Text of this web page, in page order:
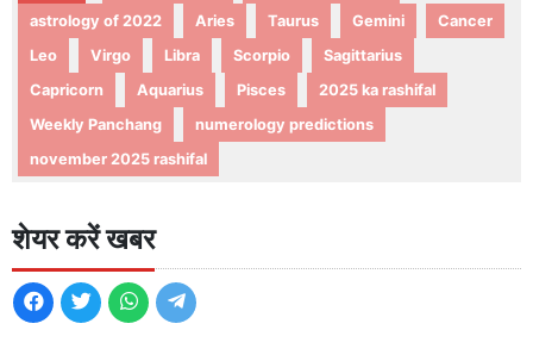
astrology of 2022
Aries Taurus Gemini
Cancer
Leo
Virgo Libra Scorpio
Sagittarius
Capricorn
Aquarius Pisces
2025 ka rashifal
Weekly Panchang
numerology predictions
november 2025 rashifal
शेयर करें खबर